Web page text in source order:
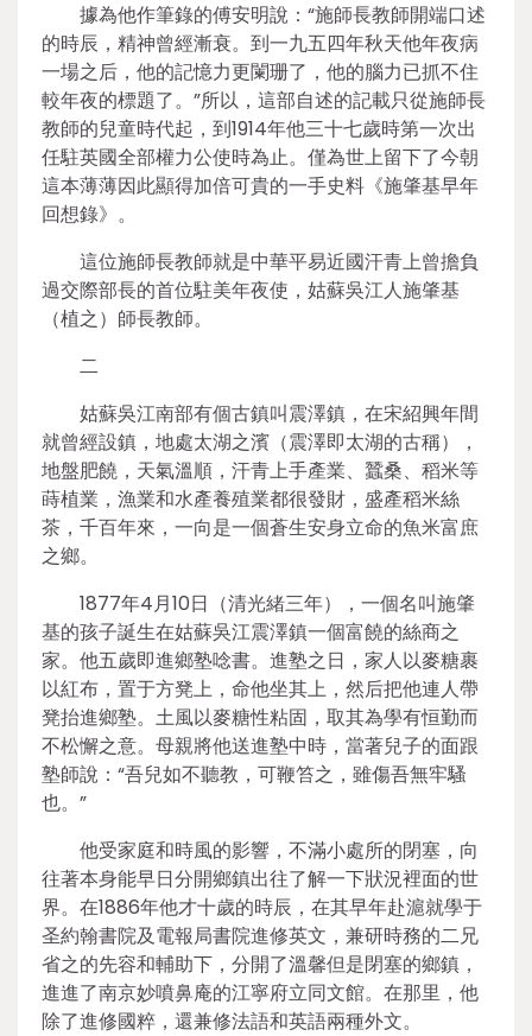
據為他作筆錄的傅安明說：“施師長教師開端口述
的時辰，精神曾經漸衰。到一九五四年秋天他年夜病
一場之后，他的記憶力更闌珊了，他的腦力已抓不住
較年夜的標題了。”所以，這部自述的記載只從施師長
教師的兒童時代起，到1914年他三十七歲時第一次出
任駐英國全部權力公使時為止。僅為世上留下了今朝
這本薄薄因此顯得加倍可貴的一手史料《施肇基早年
回想錄》。
這位施師長教師就是中華平易近國汗青上曾擔負
過交際部長的首位駐美年夜使，姑蘇吳江人施肇基
（植之）師長教師。
二
姑蘇吳江南部有個古鎮叫震澤鎮，在宋紹興年間
就曾經設鎮，地處太湖之濱（震澤即太湖的古稱），
地盤肥饒，天氣溫順，汗青上手產業、蠶桑、稻米等
蒔植業，漁業和水產養殖業都很發財，盛產稻米絲
茶，千百年來，一向是一個蒼生安身立命的魚米富庶
之鄉。
1877年4月10日（清光緒三年），一個名叫施肇
基的孩子誕生在姑蘇吳江震澤鎮一個富饒的絲商之
家。他五歲即進鄉塾唸書。進塾之日，家人以麥糖裹
以紅布，置于方凳上，命他坐其上，然后把他連人帶
凳抬進鄉塾。土風以麥糖性粘固，取其為學有恒勤而
不松懈之意。母親將他送進塾中時，當著兒子的面跟
塾師說：“吾兒如不聽教，可鞭笞之，雖傷吾無牢騷
也。”
他受家庭和時風的影響，不滿小處所的閉塞，向
往著本身能早日分開鄉鎮出往了解一下狀況裡面的世
界。在1886年他才十歲的時辰，在其早年赴滬就學于
圣約翰書院及電報局書院進修英文，兼研時務的二兄
省之的先容和輔助下，分開了溫馨但是閉塞的鄉鎮，
進進了南京妙噴鼻庵的江寧府立同文館。在那里，他
除了進修國粹，還兼修法語和英語兩種外文。